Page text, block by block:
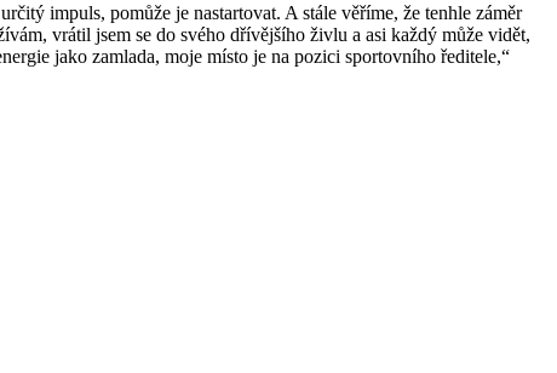
impuls, pomůže je nastartovat. A stále věříme, že tenhle záměr
vrátil jsem se do svého dřívějšího živlu a asi každý může vidět,
jako zamlada, moje místo je na pozici sportovního ředitele,“